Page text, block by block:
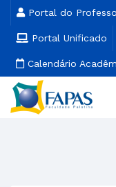
Portal do
Portal Unificado
Calendário